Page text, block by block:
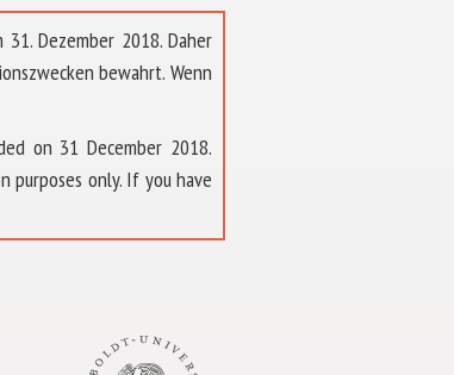
Dezember 2018. Daher
bewahrt. Wenn
on 31 December 2018.
only. If you have